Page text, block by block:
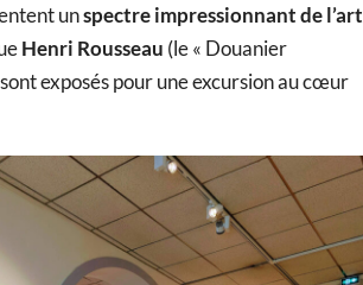
unspectre impressionnant de l’art
Henri Rousseau (le « Douanier
exposés pour une excursion au cœur